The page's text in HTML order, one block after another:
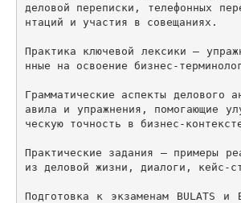
деловой переписки, телефонных
нтаций и участия в совещаниях.
Практика ключевой лексики –
нные на освоение бизнес-
Грамматические аспекты делового
авила и упражнения, помогающие
ческую точность в бизнес-
Практические задания – примеры
из деловой жизни, диалоги, кейс-
Подготовка к экзаменам BULATS